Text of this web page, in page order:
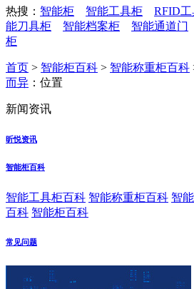
热搜： 智能柜 智能工具柜 RFID
能刀具柜
智能档案柜 智能通道门
柜
首页 > 智能柜百科 > 智能称重柜百科
而异 ：位置
新闻资讯
昕悦资讯
智能柜百科
智能工具柜百科 智能称重柜百科 智
百科 智能柜百科
常见问题